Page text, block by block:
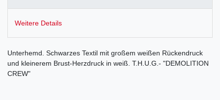
Weitere Details
Unterhemd. Schwarzes Textil mit großem weißen Rückendruck
und kleinerem Brust-Herzdruck in weiß. T.H.U.G.- "DEMOLITION
CREW"